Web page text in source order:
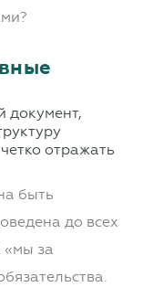
документ,
отражать
быть
до всех
«мы за